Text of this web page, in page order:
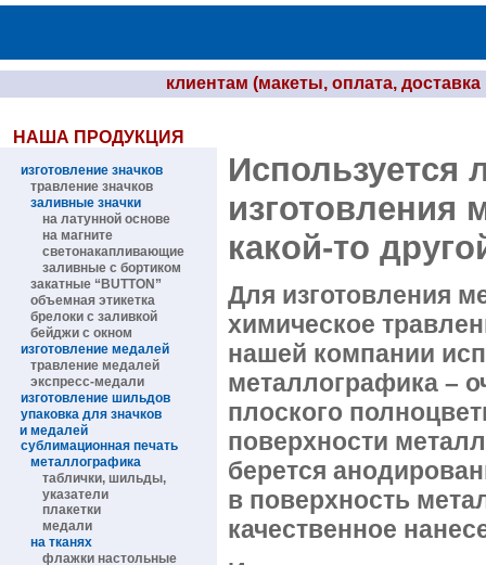
клиентам (макеты, оплата, доставка
НАША ПРОДУКЦИЯ
изготовление значков
травление значков
заливные значки
на латунной основе
на магните
светонакапливающие
заливные с бортиком
закатные “BUTTON”
объемная этикетка
брелоки с заливкой
бейджи с окном
изготовление медалей
травление медалей
экспресс-медали
изготовление шильдов
упаковка для значков
и медалей
сублимационная печать
металлографика
таблички, шильды,
указатели
плакетки
медали
на тканях
флажки настольные
Используется
изготовления
какой-то
Для изготовления
химическое
нашей компании
металлографика –
плоского
поверхности
берется
в поверхность
качественное